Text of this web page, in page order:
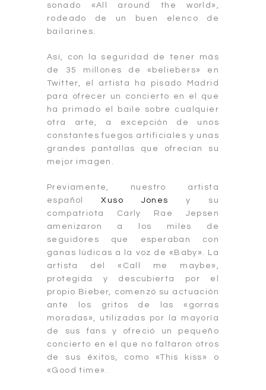
sonado «All around the world»,
rodeado de un buen elenco de
bailarines.
Así, con la seguridad de tener más
de 35 millones de «beliebers» en
Twitter, el artista ha pisado Madrid
para ofrecer un concierto en el que
ha primado el baile sobre cualquier
otra arte, a excepción de unos
constantes fuegos artificiales y unas
grandes pantallas que ofrecían su
mejor imagen.
Previamente, nuestro artista
españolXuso Jones
y su
compatriota Carly Rae Jepsen
amenizaron a los miles de
seguidores que esperaban con
ganas lúdicas a la voz de «Baby». La
artista del «Call me maybe»,
protegida y descubierta por el
propio Bieber, comenzó su actuación
ante los gritos de las «gorras
moradas», utilizadas por la mayoría
de sus fans y ofreció un pequeño
concierto en el que no faltaron otros
de sus éxitos, como «This kiss» o
«Good time».